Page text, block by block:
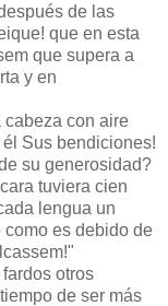
de las
que en esta
que supera a
y en
cabeza con aire
Sus bendiciones!
su generosidad?
tuviera cien
lengua un
es debido de
otros
de ser más